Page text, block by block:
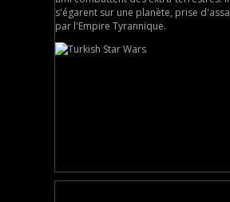
s'égarent sur une planète, prise
par l'Empire Tyrannique.